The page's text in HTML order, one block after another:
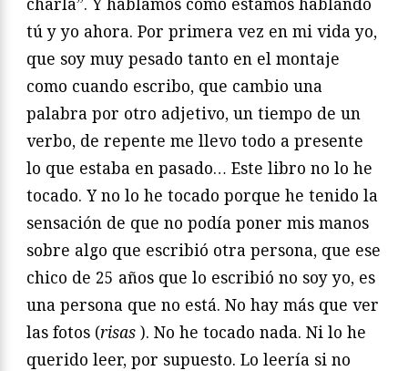
tú y yo ahora. Por primera vez en mi vida yo,
que soy muy pesado tanto en el montaje
como cuando escribo, que cambio una
palabra por otro adjetivo, un tiempo de un
verbo, de repente me llevo todo a presente
lo que estaba en pasado… Este libro no lo he
tocado. Y no lo he tocado porque he tenido la
sensación de que no podía poner mis manos
sobre algo que escribió otra persona, que ese
chico de 25 años que lo escribió no soy yo, es
una persona que no está. No hay más que ver
las fotos (risas ). No he tocado nada. Ni lo he
querido leer, por supuesto. Lo leería si no